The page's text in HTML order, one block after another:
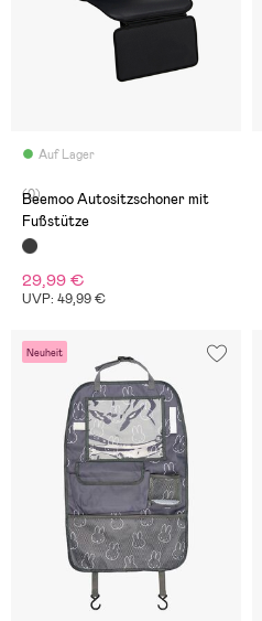
Auf Lager
(0)
Beemoo Autositzschoner mit
Fußstütze
29,99 €
UVP: 49,99 €
Neuheit